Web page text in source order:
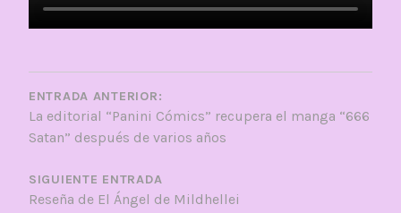
NAVEGACIÓN
DE
ENTRADAS
ENTRADA ANTERIOR:
La editorial “Panini Cómics” recupera el manga “666
Satan” después de varios años
SIGUIENTE ENTRADA
Reseña de El Ángel de Mildhellei